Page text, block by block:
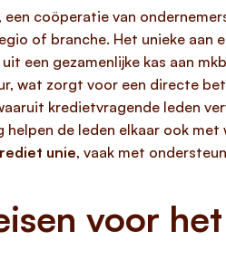
een coöperatie van
of branche. Het unieke aan
een gezamenlijke kas aan
wat zorgt voor een directe
kredietvragende leden
helpen de leden elkaar ook
unie, vaak met
voor